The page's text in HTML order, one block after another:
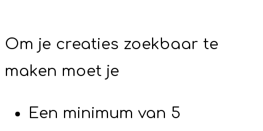
Om je creaties zoekbaar te
maken moet je
Een minimum van 5